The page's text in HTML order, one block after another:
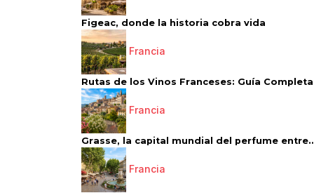
Figeac, donde la historia cobra vida
Francia
Rutas de los Vinos Franceses: Guía
Francia
Grasse, la capital mundial del perfume
Francia